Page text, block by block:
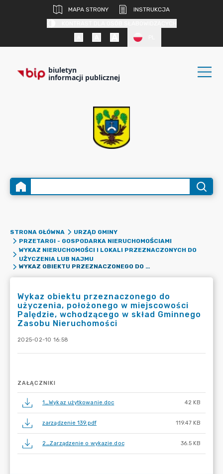
MAPA STRONY
INSTRUKCJA
biuletyn
informacji publicznej
STRONA GŁÓWNA
URZĄD GMINY
PRZETARGI - GOSPODARKA NIERUCHOMOŚCIAMI
WYKAZ NIERUCHOMOŚCI I LOKALI PRZEZNACZONYCH DO
UŻYCZENIA LUB NAJMU
WYKAZ OBIEKTU PRZEZNACZONEGO DO UŻYCZENIA, POŁOŻONEGO W MIEJSCOWOŚCI PALĘDZIE, WCHODZĄCEGO W SKŁAD GMINNEGO ZASOBU NIERUCHOMOŚCI
Wykaz obiektu przeznaczonego do
użyczenia, położonego w miejscowości
Palędzie, wchodzącego w skład Gminnego
Zasobu Nieruchomości
2025-02-10 16:58
ZAŁĄCZNIKI
1_Wykaz użytkowanie.doc 42 KB
zarządzenie 139.pdf 119.47 KB
2_Zarządzenie o wykazie.doc 36.5 KB